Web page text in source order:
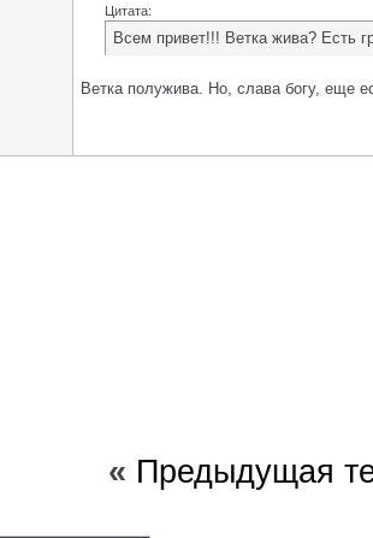
Цитата:
Всем привет!!! Ветка жива? Есть
Ветка полужива. Но, слава богу, еще
« Предыдущая